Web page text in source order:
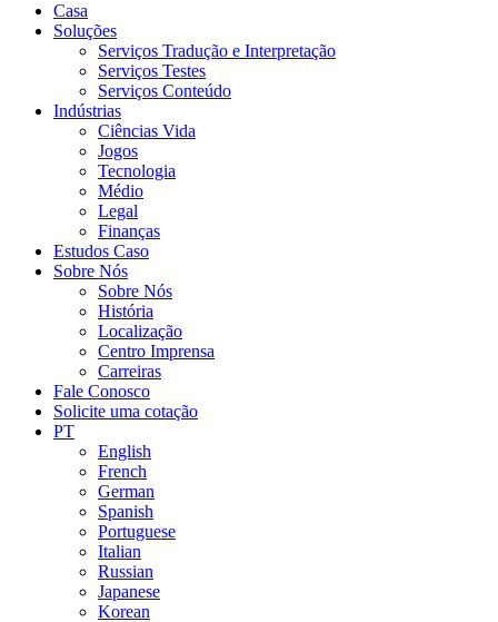
Casa
Soluções
Serviços Tradução e Interpretação
Serviços Testes
Serviços Conteúdo
Indústrias
Ciências Vida
Jogos
Tecnologia
Médio
Legal
Finanças
Estudos Caso
Sobre Nós
Sobre Nós
História
Localização
Centro Imprensa
Carreiras
Fale Conosco
Solicite uma cotação
PT
English
French
German
Spanish
Portuguese
Italian
Russian
Japanese
Korean